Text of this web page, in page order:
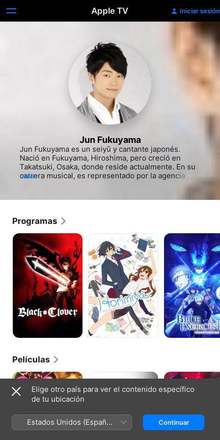
Apple TV Iniciar sesión
Jun Fukuyama
Jun Fukuyama es un seiyū y cantante japonés.
Nació en Fukuyama, Hiroshima, pero creció en
Takatsuki, Osaka, donde reside actualmente.​ En su
carrera musical, es representado por la agencia
MÁS
Programas
Black
Clover
Horimiya
Blue
Exorcist
Películas
Retrato
Kamen
odio
For
The
Elige otro país para ver el contenido específico
de tu ubicación
Estados Unidos (Español
México)
Continuar